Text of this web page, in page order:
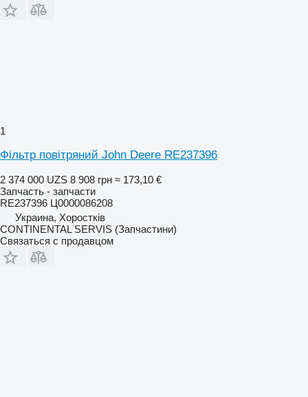
1
Фільтр повітряний John Deere RE237396
2 374 000 UZS 8 908 грн ≈ 173,10 €
Запчасть - запчасти
RE237396 Ц0000086208
Украина, Хоростків
CONTINENTAL SERVIS (Запчастини)
Связаться с продавцом